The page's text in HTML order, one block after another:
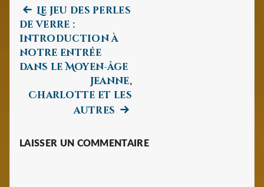
Navigation
de
l’article
Previous
post:
Le jeu des perles
de verre :
introduction à
notre entrée
dans le Moyen-âge
Jeanne,
Charlotte et les
autres Next
LAISSER UN COMMENTAIRE